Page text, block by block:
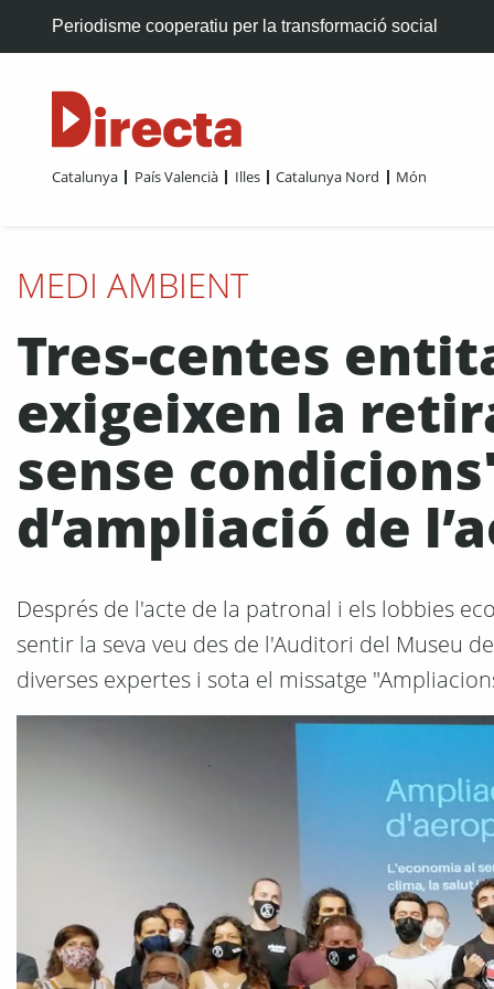
Periodisme cooperatiu per la transformació social
Catalunya País Valencià Illes Catalunya Nord Món
MEDI AMBIENT
Tres-centes
exigeixen la
sense
d’ampliació de
Després de l'acte de la patronal i els lobbies
sentir la seva veu des de l'Auditori del Museu
diverses expertes i sota el missatge